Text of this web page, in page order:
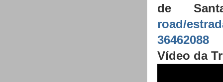
de
road/
36462088
Vídeo da